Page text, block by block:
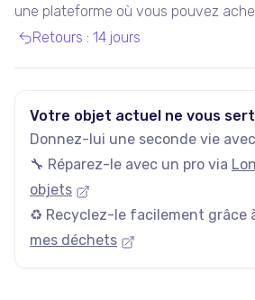
une plateforme où vous pouvez
mobilier et des décorations uniques
Retours : 14 jours
Votre objet actuel ne vous
Donnez-lui une seconde vie avec
🔧 Réparez-le avec un pro via
objets
♻️ Recyclez-le facilement grâce
mes déchets